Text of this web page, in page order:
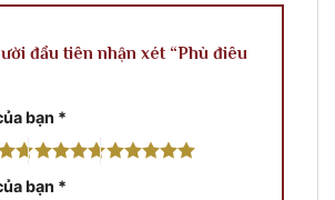
đầu tiên nhận xét “Phù điêu
bạn *
bạn *